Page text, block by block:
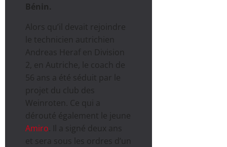
Bénin.
Alors qu’il devait rejoindre
le technicien autrichien
Andreas Heraf en Division
2, en Autriche, le coach de
56 ans a été séduit par le
projet du club des
Weinroten. Ce qui a
dérouté également le jeune
Amiro . Il a signé deux ans
et sera sous les ordres d’un